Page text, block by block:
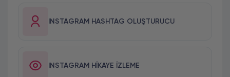
INSTAGRAM HASHTAG OLUŞTURUCU
INSTAGRAM HIKAYE İZLEME